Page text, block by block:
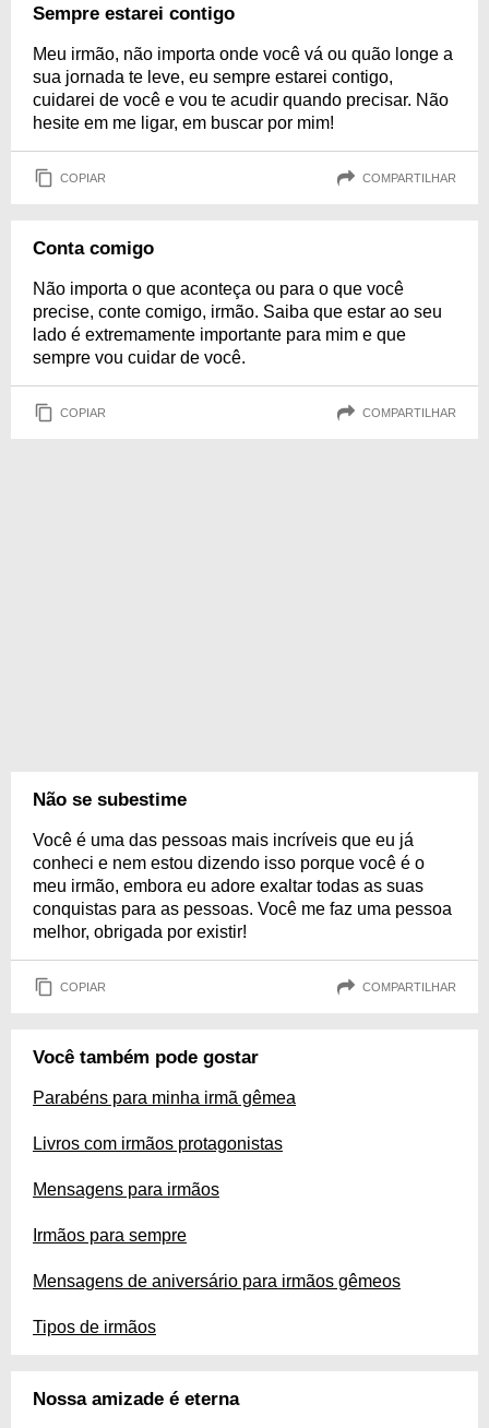
Sempre estarei contigo
Meu irmão, não importa onde você vá ou quão longe a
sua jornada te leve, eu sempre estarei contigo,
cuidarei de você e vou te acudir quando precisar. Não
hesite em me ligar, em buscar por mim!
COPIAR COMPARTILHAR
Conta comigo
Não importa o que aconteça ou para o que você
precise, conte comigo, irmão. Saiba que estar ao seu
lado é extremamente importante para mim e que
sempre vou cuidar de você.
COPIAR COMPARTILHAR
Não se subestime
Você é uma das pessoas mais incríveis que eu já
conheci e nem estou dizendo isso porque você é o
meu irmão, embora eu adore exaltar todas as suas
conquistas para as pessoas. Você me faz uma pessoa
melhor, obrigada por existir!
COPIAR COMPARTILHAR
Você também pode gostar
Parabéns para minha irmã gêmea
Livros com irmãos protagonistas
Mensagens para irmãos
Irmãos para sempre
Mensagens de aniversário para irmãos gêmeos
Tipos de irmãos
Nossa amizade é eterna